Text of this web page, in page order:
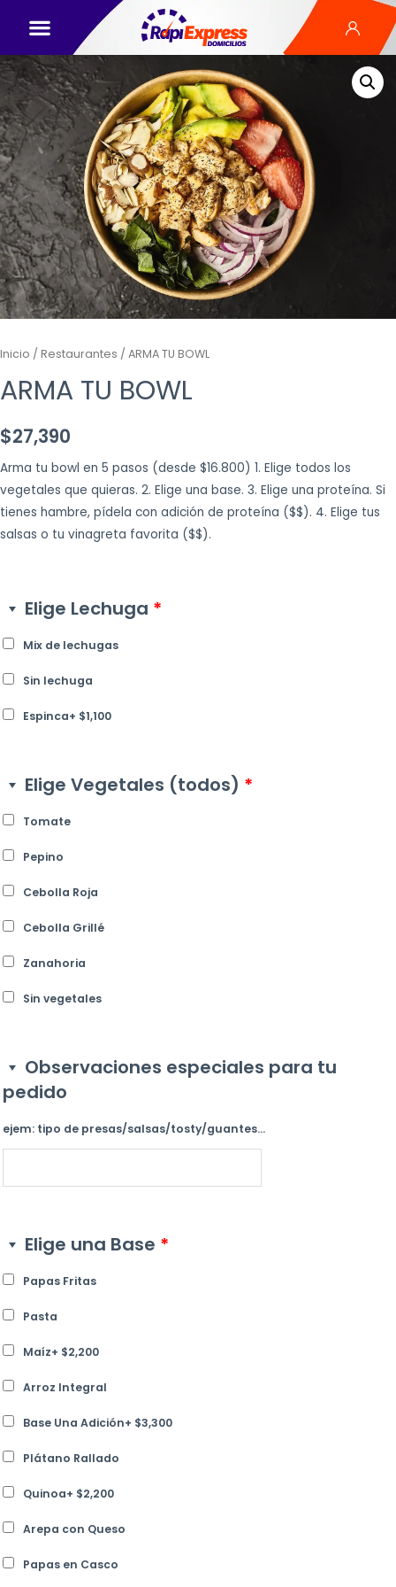
Inicio / Restaurantes / ARMA TU BOWL
ARMA TU BOWL
$27,390
Arma tu bowl en 5 pasos (desde $16.800) 1. Elige todos los
vegetales que quieras. 2. Elige una base. 3. Elige una proteína. Si
tienes hambre, pídela con adición de proteína ($$). 4. Elige tus
salsas o tu vinagreta favorita ($$).
Elige Lechuga *
Mix de lechugas
Sin lechuga
Espinca+ $1,100
Elige Vegetales (todos) *
Tomate
Pepino
Cebolla Roja
Cebolla Grillé
Zanahoria
Sin vegetales
Observaciones especiales para tu
pedido
ejem: tipo de presas/salsas/tosty/guantes...
Elige una Base *
Papas Fritas
Pasta
Maíz+ $2,200
Arroz Integral
Base Una Adición+ $3,300
Plátano Rallado
Quinoa+ $2,200
Arepa con Queso
Papas en Casco